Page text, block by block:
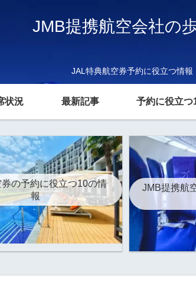
JMB提携航空会社の
JAL特典航空券予約に役立つ情報
状況 最新記事 予約に役立つ
の予約に役立つ10の情
報
JMB提携航